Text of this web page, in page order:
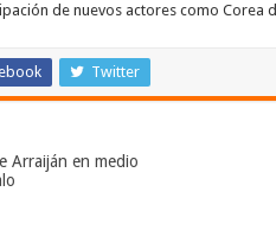
de nuevos actores como Corea
Twitter
Arraiján en medio